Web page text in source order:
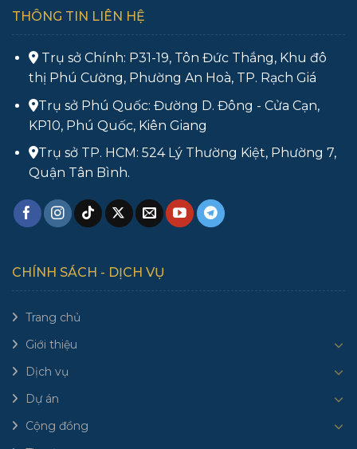
THÔNG TIN LIÊN HỆ
Trụ sở Chính: P31-19, Tôn Đức Thắng, Khu đô
thị Phú Cường, Phường An Hoà, TP. Rạch Giá
Trụ sở Phú Quốc: Đường D. Đông - Cửa Cạn,
KP10, Phú Quốc, Kiên Giang
Trụ sở TP. HCM: 524 Lý Thường Kiệt, Phường 7,
Quận Tân Bình.
CHÍNH SÁCH - DỊCH VỤ
Trang chủ
Giới thiệu
Dịch vụ
Dự án
Cộng đồng